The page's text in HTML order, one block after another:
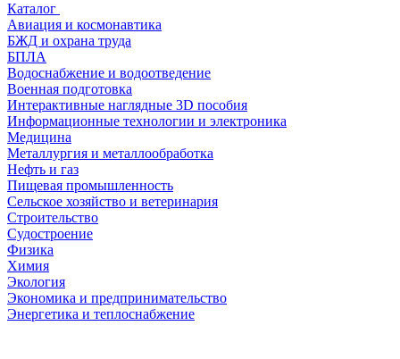
Каталог
Авиация и космонавтика
БЖД и охрана труда
БПЛА
Водоснабжение и водоотведение
Военная подготовка
Интерактивные наглядные 3D пособия
Информационные технологии и электроника
Медицина
Металлургия и металлообработка
Нефть и газ
Пищевая промышленность
Сельское хозяйство и ветеринария
Строительство
Судостроение
Физика
Химия
Экология
Экономика и предпринимательство
Энергетика и теплоснабжение